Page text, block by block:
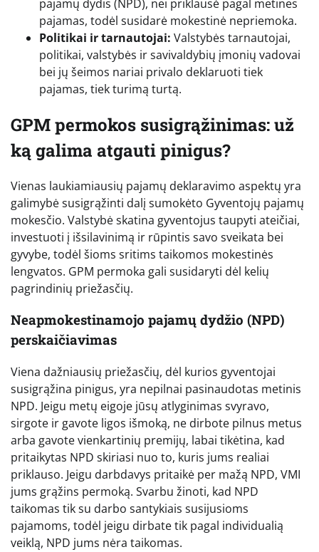
pajamų dydis (NPD), nei priklausė pagal metines
pajamas, todėl susidarė mokestinė nepriemoka.
Politikai ir tarnautojai: Valstybės tarnautojai,
politikai, valstybės ir savivaldybių įmonių vadovai
bei jų šeimos nariai privalo deklaruoti tiek
pajamas, tiek turimą turtą.
GPM permokos susigrąžinimas: už
ką galima atgauti pinigus?
Vienas laukiamiausių pajamų deklaravimo aspektų yra
galimybė susigrąžinti dalį sumokėto Gyventojų pajamų
mokesčio. Valstybė skatina gyventojus taupyti ateičiai,
investuoti į išsilavinimą ir rūpintis savo sveikata bei
gyvybe, todėl šioms sritims taikomos mokestinės
lengvatos. GPM permoka gali susidaryti dėl kelių
pagrindinių priežasčių.
Neapmokestinamojo pajamų dydžio (NPD)
perskaičiavimas
Viena dažniausių priežasčių, dėl kurios gyventojai
susigrąžina pinigus, yra nepilnai pasinaudotas metinis
NPD. Jeigu metų eigoje jūsų atlyginimas svyravo,
sirgote ir gavote ligos išmoką, ne dirbote pilnus metus
arba gavote vienkartinių premijų, labai tikėtina, kad
pritaikytas NPD skiriasi nuo to, kuris jums realiai
priklauso. Jeigu darbdavys pritaikė per mažą NPD, VMI
jums grąžins permoką. Svarbu žinoti, kad NPD
taikomas tik su darbo santykiais susijusioms
pajamoms, todėl jeigu dirbate tik pagal individualią
veiklą, NPD jums nėra taikomas.